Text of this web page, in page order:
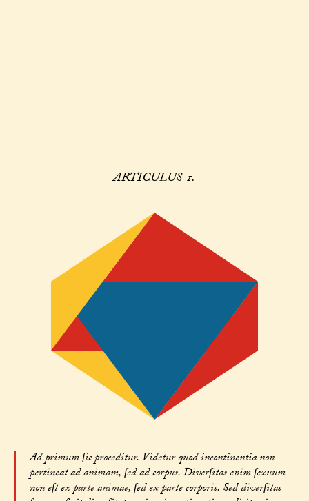
ARTICULUS 1.
Ad primum ſic proceditur. Videtur quod incontinentia non
pertineat ad animam, ſed ad corpus. Diverſitas enim ſexuum
non eſt ex parte animae, ſed ex parte corporis. Sed diverſitas